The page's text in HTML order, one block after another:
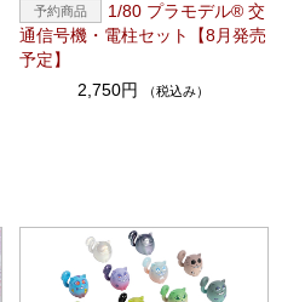
1/80 プラモデル® 交
通信号機・電柱セット【8月発売
予定】
2,750円
（税込み）